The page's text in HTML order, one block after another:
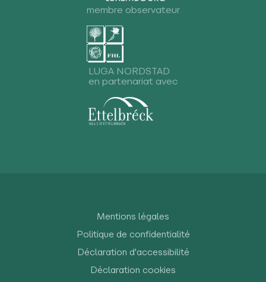
membre observateur
LUGA NORDSTAD
en partenariat avec
Mentions légales
Politique de confidentialité
Déclaration d'accessibilité
Déclaration cookies